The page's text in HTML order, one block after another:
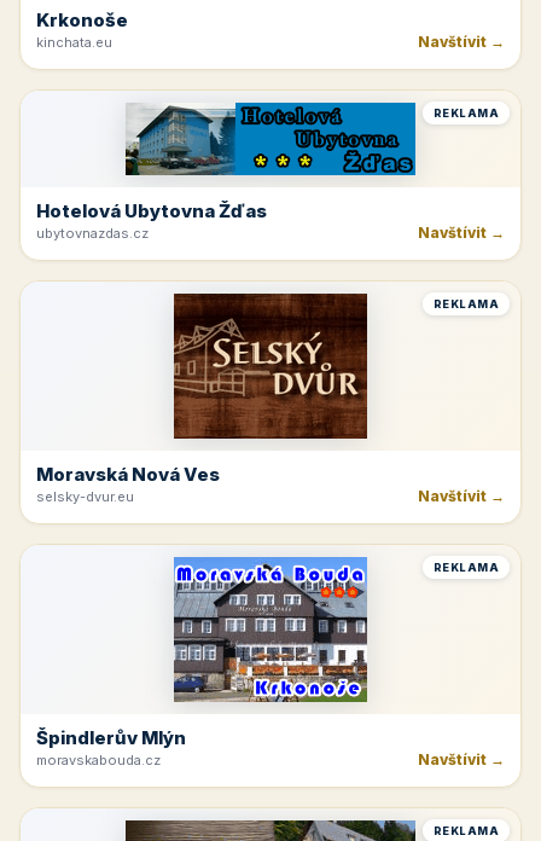
Krkonoše
kinchata.eu Navštívit →
REKLAMA
Hotelová Ubytovna Žďas
ubytovnazdas.cz Navštívit →
REKLAMA
Moravská Nová Ves
selsky-dvur.eu Navštívit →
REKLAMA
Špindlerův Mlýn
moravskabouda.cz Navštívit →
REKLAMA